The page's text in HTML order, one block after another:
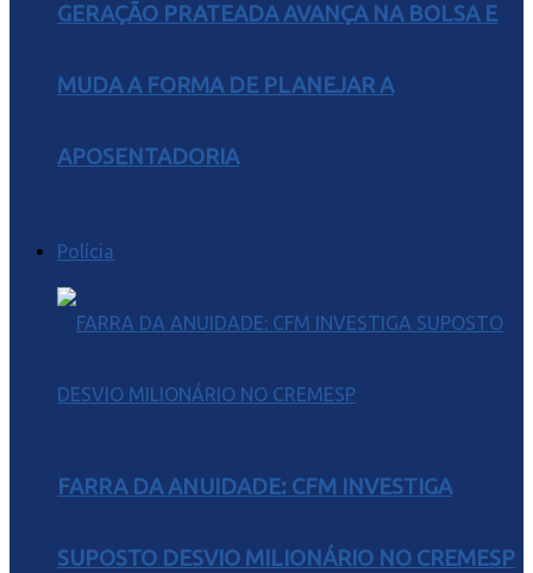
GERAÇÃO PRATEADA AVANÇA NA BOLSA E
MUDA A FORMA DE PLANEJAR A
APOSENTADORIA
Polícia
FARRA DA ANUIDADE: CFM INVESTIGA
SUPOSTO DESVIO MILIONÁRIO NO CREMESP